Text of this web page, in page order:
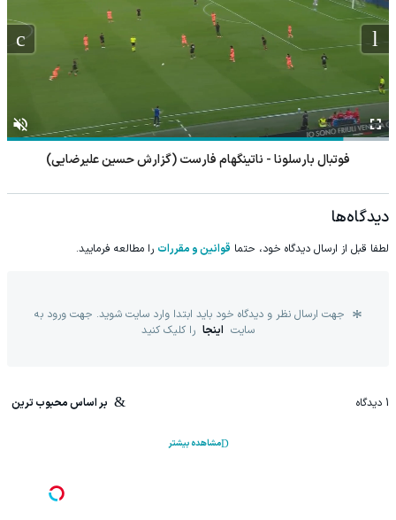
فوتبال بارسلونا - ناتینگهام فارست (گزارش حسین علیرضایی)
دیدگاه‌ها
لطفا قبل از ارسال دیدگاه خود، حتما قوانین و مقررات را مطالعه فرمایید.
جهت ارسال نظر و دیدگاه خود باید ابتدا وارد سایت شوید. جهت ورود به
سایت اینجا را کلیک کنید
1 دیدگاه بر اساس محبوب ترین
مشاهده بیشتر